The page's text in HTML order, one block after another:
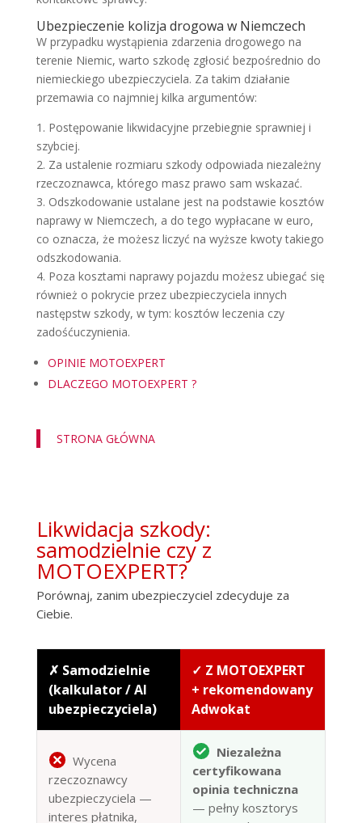
Ubezpieczenie kolizja drogowa w Niemczech
W przypadku wystąpienia zdarzenia drogowego na
terenie Niemic, warto szkodę zgłosić bezpośrednio do
niemieckiego ubezpieczyciela. Za takim działanie
przemawia co najmniej kilka argumentów:
1. Postępowanie likwidacyjne przebiegnie sprawniej i
szybciej.
2. Za ustalenie rozmiaru szkody odpowiada niezależny
rzeczoznawca, którego masz prawo sam wskazać.
3. Odszkodowanie ustalane jest na podstawie kosztów
naprawy w Niemczech, a do tego wypłacane w euro,
co oznacza, że możesz liczyć na wyższe kwoty takiego
odszkodowania.
4. Poza kosztami naprawy pojazdu możesz ubiegać się
również o pokrycie przez ubezpieczyciela innych
następstw szkody, w tym: kosztów leczenia czy
zadośćuczynienia.
OPINIE MOTOEXPERT
DLACZEGO MOTOEXPERT ?
STRONA GŁÓWNA
Likwidacja szkody:
samodzielnie czy z
MOTOEXPERT?
Porównaj, zanim ubezpieczyciel zdecyduje za
Ciebie.
✗ Samodzielnie
(kalkulator / AI
ubezpieczyciela)
✓ Z MOTOEXPERT
+ rekomendowany
Adwokat
Wycena
rzeczoznawcy
ubezpieczyciela —
interes płatnika,
Niezależna
certyfikowana
opinia techniczna
— pełny kosztorys